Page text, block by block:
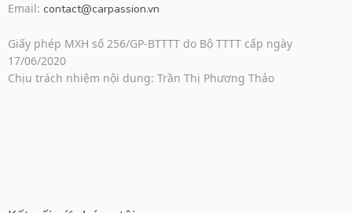
Email: contact@carpassion.vn
Giấy phép MXH số 256/GP-BTTTT do Bộ TTTT cấp ngày
17/06/2020
Chịu trách nhiệm nội dung: Trần Thị Phương Thảo